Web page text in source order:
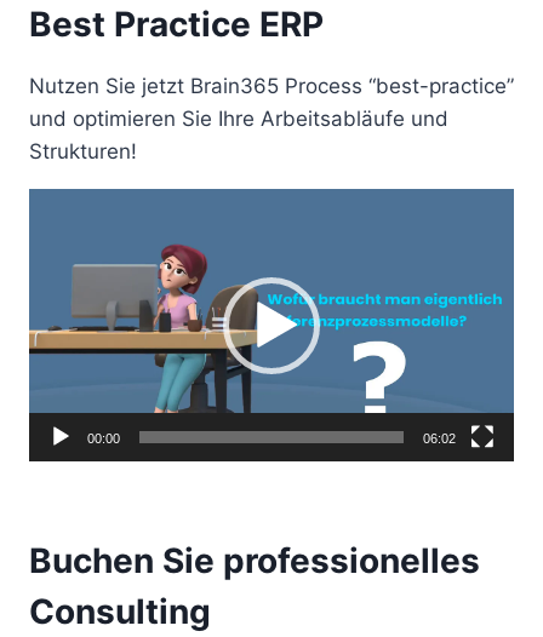
Best Practice ERP
Nutzen Sie jetzt Brain365 Process “best-practice”
und optimieren Sie Ihre Arbeitsabläufe und
Strukturen!
00:00 06:02
Buchen Sie professionelles
Consulting